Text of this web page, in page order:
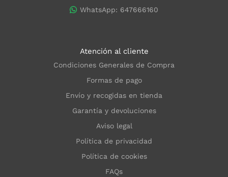
WhatsApp: 647666160
Atención al cliente
Condiciones Generales de Compra
Formas de pago
Envío y recogidas en tienda
Garantía y devoluciones
Aviso legal
Política de privacidad
Política de cookies
FAQs